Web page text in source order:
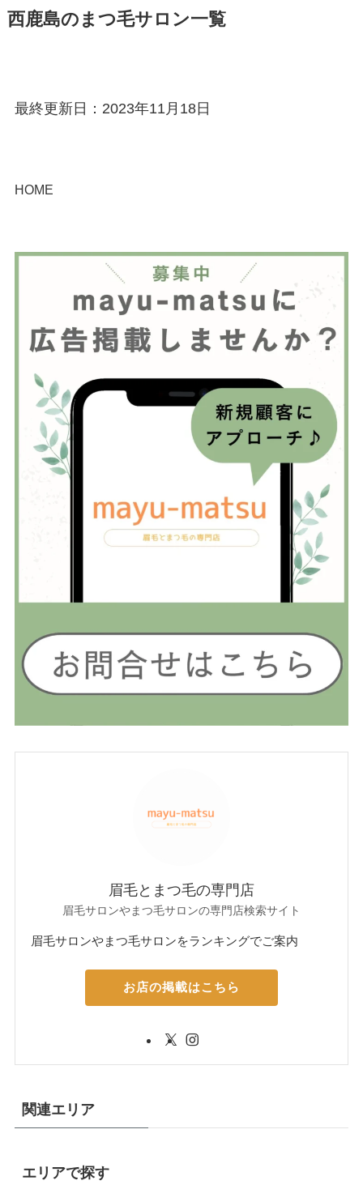
西鹿島のまつ毛サロン一覧
最終更新日：2023年11月18日
HOME
眉毛とまつ毛の専門店
眉毛サロンやまつ毛サロンの専門店検索サイト
眉毛サロンやまつ毛サロンをランキングでご案内
お店の掲載はこちら
関連エリア
エリアで探す